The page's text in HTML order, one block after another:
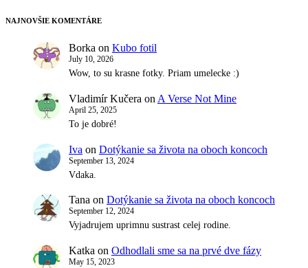
NAJNOVŠIE KOMENTÁRE
Borka on Kubo fotil
July 10, 2026
Wow, to su krasne fotky. Priam umelecke :)
Vladimír Kučera on A Verse Not Mine
April 25, 2025
To je dobré!
Iva on Dotýkanie sa života na oboch koncoch
September 13, 2024
Vdaka.
Tana on Dotýkanie sa života na oboch koncoch
September 12, 2024
Vyjadrujem uprimnu sustrast celej rodine.
Katka on Odhodlali sme sa na prvé dve fázy
May 15, 2023